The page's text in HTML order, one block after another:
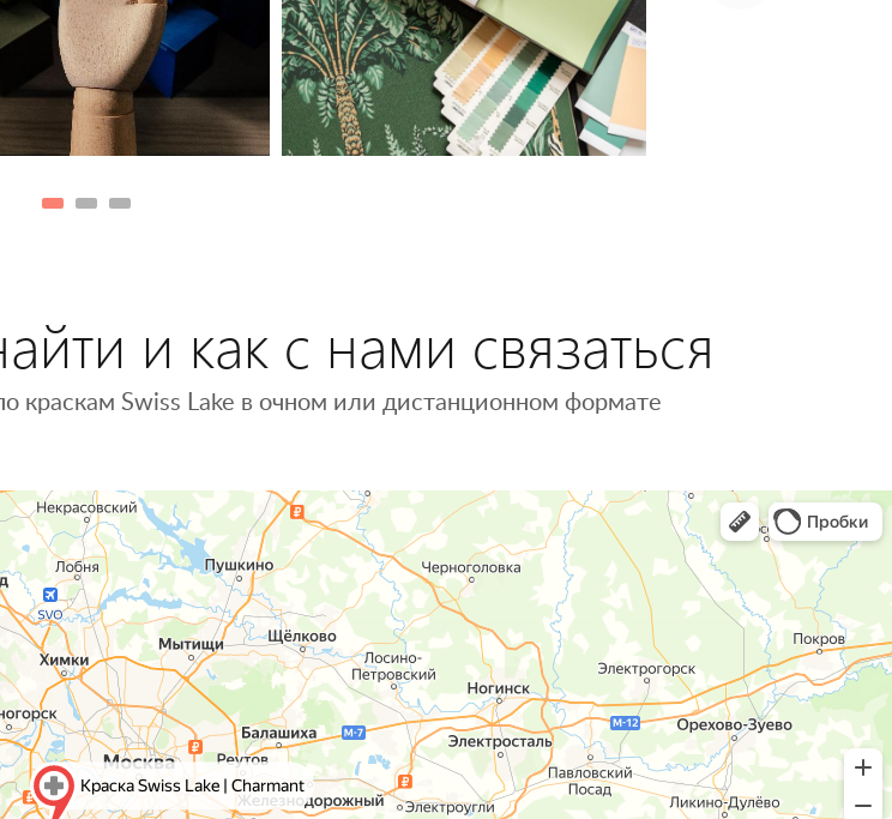
и как с нами связаться
краскам Swiss Lake в очном или дистанционном формате